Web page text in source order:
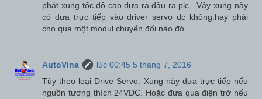
phát xung tốc độ cao đưa ra đầu ra plc . Vậy xung này
có đưa trực tiếp vào driver servo dc không.hay phải
cho qua một modul chuyển đổi nào đó.
AutoVina
lúc 00:45 5 tháng 7, 2016
Tùy theo loại Drive Servo. Xung này đưa trực tiếp nếu
nguồn tương thích 24VDC. Hoặc đưa qua điện trở nếu